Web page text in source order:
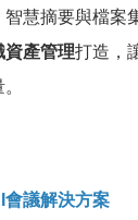
智慧摘要與檔案
資產管理打造，
議解決方案